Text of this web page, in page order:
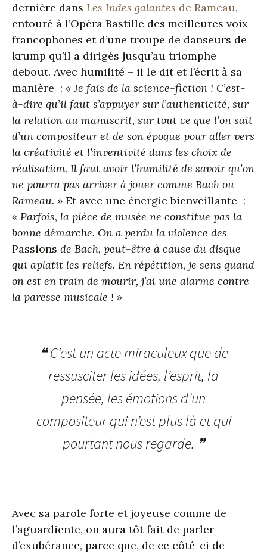
dernière dans Les Indes galantes de Rameau,
entouré à l’Opéra Bastille des meilleures voix
francophones et d’une troupe de danseurs de
krump qu’il a dirigés jusqu’au triomphe
debout. Avec humilité – il le dit et l’écrit à sa
manière : « Je fais de la science-fiction ! C’est-
à-dire qu’il faut s’appuyer sur l’authenticité, sur
la relation au manuscrit, sur tout ce que l’on sait
d’un compositeur et de son époque pour aller vers
la créativité et l’inventivité dans les choix de
réalisation. Il faut avoir l’humilité de savoir qu’on
ne pourra pas arriver à jouer comme Bach ou
Rameau. » Et avec une énergie bienveillante :
« Parfois, la pièce de musée ne constitue pas la
bonne démarche. On a perdu la violence des
Passions de Bach, peut-être à cause du disque
qui aplatit les reliefs. En répétition, je sens quand
on est en train de mourir, j’ai une alarme contre
la paresse musicale ! »
❝ C’est un acte miraculeux que de
ressusciter les idées, l’esprit, la
pensée, les émotions d’un
compositeur qui n’est plus là et qui
pourtant nous regarde. ❞
Avec sa parole forte et joyeuse comme de
l’aguardiente, on aura tôt fait de parler
d’exubérance, parce que, de ce côté-ci de